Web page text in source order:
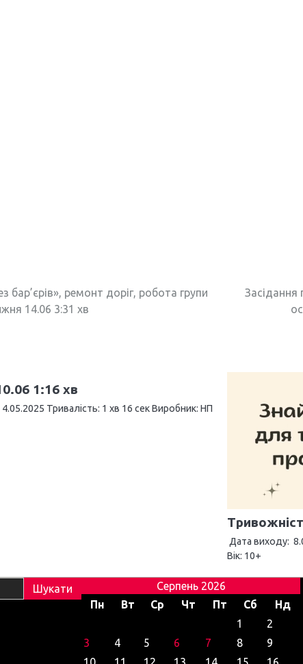
бар’єрів», ремонт доріг, робота групи
14.06 3:31 хв
Засідання
1:16 хв
Тривалість: 1 хв 16 сек Виробник: НП
Дата виходу:
Вік: 10+
Серпень 2026
Пн
Вт Ср Чт Пт Сб
Нд
1
2
3
4 5 6 7 8
9